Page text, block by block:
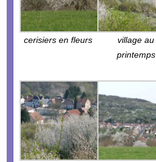
cerisiers en fleurs
village au
printemps